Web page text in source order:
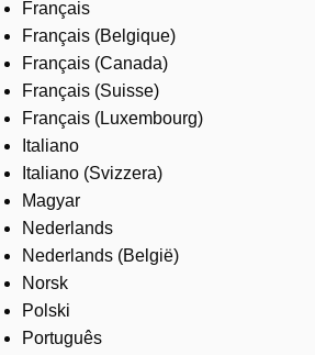
Français
Français (Belgique)
Français (Canada)
Français (Suisse)
Français (Luxembourg)
Italiano
Italiano (Svizzera)
Magyar
Nederlands
Nederlands (België)
Norsk
Polski
Português